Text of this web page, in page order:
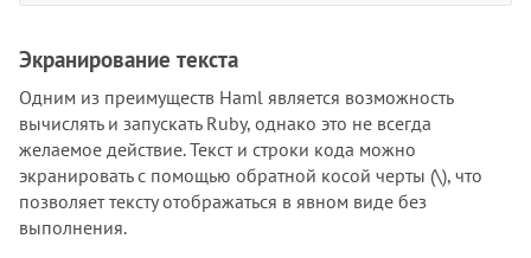
Экранирование текста
Одним из преимуществ Haml является возможность
вычислять и запускать Ruby, однако это не всегда
желаемое действие. Текст и строки кода можно
экранировать с помощью обратной косой черты (\), что
позволяет тексту отображаться в явном виде без
выполнения.